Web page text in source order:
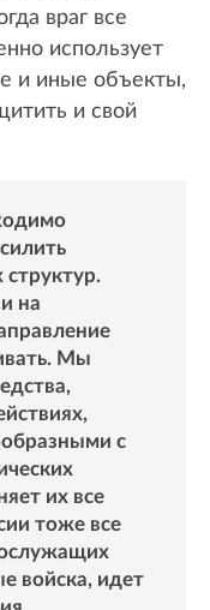
враг все
использует
и иные объекты,
и свой
на
Мы
с
их все
тоже все
войска, идет